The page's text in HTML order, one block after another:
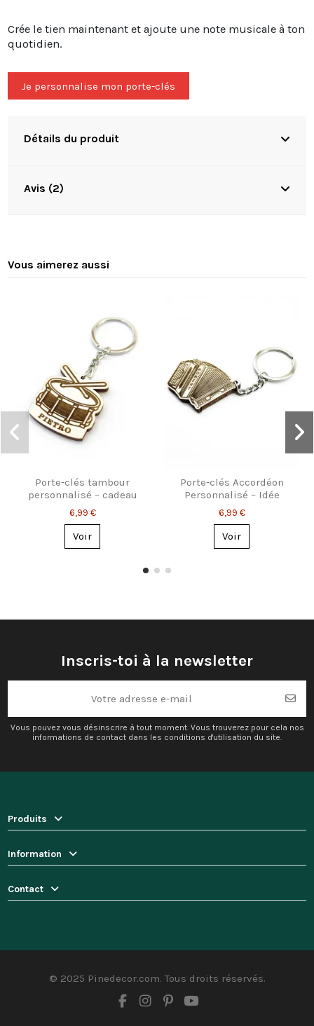
Crée le tien maintenant et ajoute une note musicale à ton
quotidien.
Je personnalise mon porte-clés
Détails du produit
Avis (2)
Vous aimerez aussi
Porte-clés tambour
personnalisé – cadeau
pour batteurs
6,99 €
Voir
Porte-clés Accordéon
Personnalisé – Idée
Cadeau pour Musicien
6,99 €
Voir
Inscris-toi à la newsletter
Vous pouvez vous désinscrire à tout moment. Vous trouverez pour cela nos
informations de contact dans les conditions d'utilisation du site.
Produits
Information
Contact
© 2025 Pinedecor.com. Tous droits réservés.